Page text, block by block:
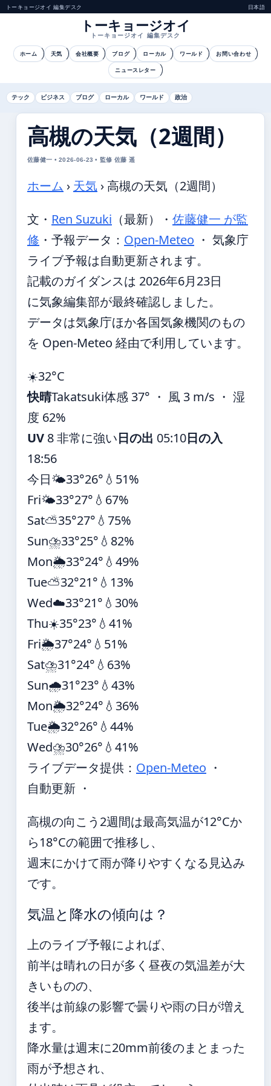
トーキョージオイ 編集デスク 日本語
トーキョージオイ
トーキョージオイ 編集デスク
ホーム 天気 会社概要 ブログ ローカル ワールド お問い合わせ
ニュースレター
テック ビジネス ブログ ローカル ワールド 政治
高槻の天気（2週間）
佐藤健一 • 2026-06-23 • 監修 佐藤 遥
ホーム › 天気 › 高槻の天気（2週間）
文・ Ren Suzuki （最新） ・ 佐藤健一 が監
修 ・ 予報データ： Open-Meteo ・ 気象庁
ライブ予報は自動更新されます。
記載のガイダンスは 2026年6月23日
に気象編集部が最終確認しました。
データは気象庁ほか各国気象機関のもの
を Open-Meteo 経由で利用しています。
☀️32°C
快晴Takatsuki体感 37° ・ 風 3 m/s ・ 湿
度 62%
UV 8 非常に強い日の出 05:10日の入
18:56
今日🌤️33°26° 💧51%
Fri🌤️33°27° 💧67%
Sat⛅35°27° 💧75%
Sun⛈️33°25° 💧82%
Mon🌦️33°24° 💧49%
Tue⛅32°21° 💧13%
Wed☁️33°21° 💧30%
Thu☀️35°23° 💧41%
Fri🌦️37°24° 💧51%
Sat⛈️31°24° 💧63%
Sun🌧️31°23° 💧43%
Mon🌦️32°24° 💧36%
Tue🌦️32°26° 💧44%
Wed⛈️30°26° 💧41%
ライブデータ提供： Open-Meteo ・
自動更新 ・
高槻の向こう2週間は最高気温が12°Cか
ら18°Cの範囲で推移し、
週末にかけて雨が降りやすくなる見込み
です。
気温と降水の傾向は？
上のライブ予報によれば、
前半は晴れの日が多く昼夜の気温差が大
きいものの、
後半は前線の影響で曇りや雨の日が増え
ます。
降水量は週末に20mm前後のまとまった
雨が予想され、